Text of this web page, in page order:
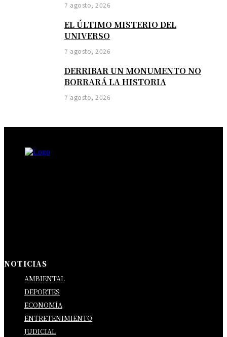
7 agosto, 2026
EL ÚLTIMO MISTERIO DEL
UNIVERSO
7 agosto, 2026
DERRIBAR UN MONUMENTO NO
BORRARÁ LA HISTORIA
7 agosto, 2026
NOTICIAS
AMBIENTAL
DEPORTES
ECONOMÍA
ENTRETENIMIENTO
JUDICIAL